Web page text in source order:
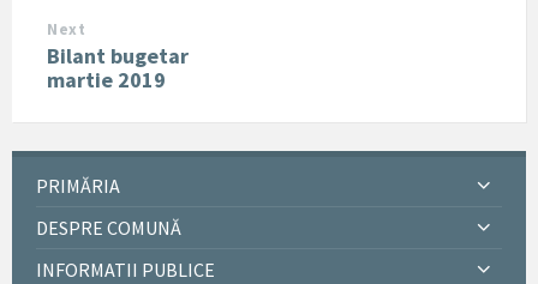
Next
Bilant bugetar
martie 2019
PRIMĂRIA
DESPRE COMUNĂ
INFORMATII PUBLICE